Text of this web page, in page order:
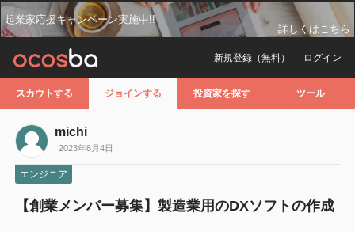
起業家応援キャンペーン実施中!!
詳しくはこちら
ログイン
新規登録（無料）
スカウトする ジョインする 投資家を探す ツール
michi
2023年8月4日
エンジニア
【創業メンバー募集】製造業用のDXソフトの作成